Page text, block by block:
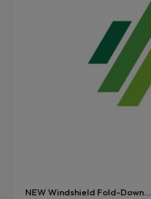
NEW Windshield Fold-Down...